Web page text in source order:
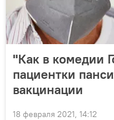
"Как в комедии
пациентки
вакцинации
18 февраля 2021, 14:12